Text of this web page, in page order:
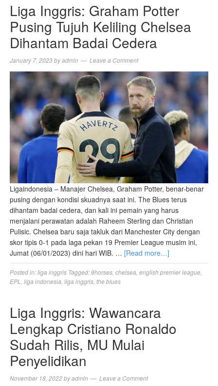
Liga Inggris: Graham Potter
Pusing Tujuh Keliling Chelsea
Dihantam Badai Cedera
January 7, 2023byadmin Leave a Comment
Ligaindonesia – Manajer Chelsea, Graham Potter, benar-benar
pusing dengan kondisi skuadnya saat ini. The Blues terus
dihantam badai cedera, dan kali ini pemain yang harus
menjalani perawatan adalah Raheem Sterling dan Christian
Pulisic. Chelsea baru saja takluk dari Manchester City dengan
skor tipis 0-1 pada laga pekan 19 Premier League musim ini,
Jumat (06/01/2023) dini hari WIB. … [Read more…]
Posted in:liga inggris Tagged:9horses chelsea english premier league
EPL liga indonesia liga inggris the blues
Liga Inggris: Wawancara
Lengkap Cristiano Ronaldo
Sudah Rilis, MU Mulai
Penyelidikan
November 18, 2022byadmin Leave a Comment